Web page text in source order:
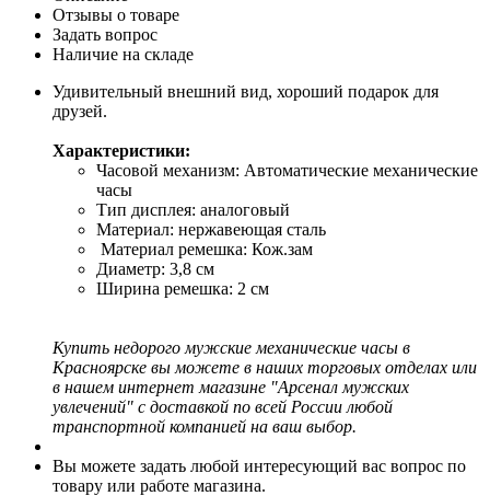
Отзывы о товаре
Задать вопрос
Наличие на складе
Удивительный внешний вид, хороший подарок для
друзей.
Характеристики:
Часовой механизм: Автоматические механические
часы
Тип дисплея: аналоговый
Материал: нержавеющая сталь
Материал ремешка: Кож.зам
Диаметр: 3,8 см
Ширина ремешка: 2 см
Купить недорого мужские механические часы в
Красноярске вы можете в наших торговых отделах или
в нашем интернет магазине "Арсенал мужских
увлечений" с доставкой по всей России любой
транспортной компанией на ваш выбор.
Вы можете задать любой интересующий вас вопрос по
товару или работе магазина.